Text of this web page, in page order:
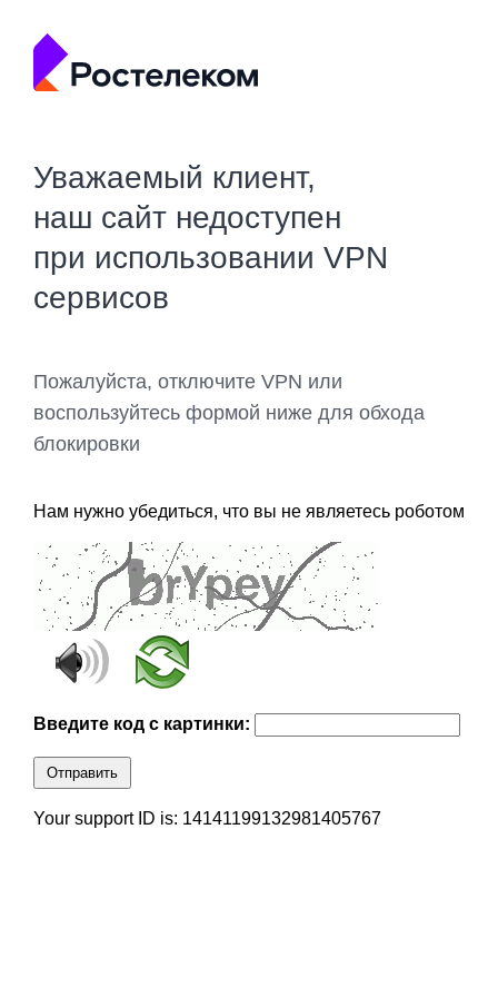
Уважаемый клиент,
наш сайт недоступен
при использовании VPN
сервисов
Пожалуйста, отключите VPN или
воспользуйтесь формой ниже для обхода
блокировки
Нам нужно убедиться, что вы не являетесь роботом
Введите код с картинки:
Отправить
Your support ID is: 14141199132981405767